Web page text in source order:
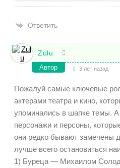
Ответить
Zulu
Автор 3 лет назад
Пожалуй самые ключевые
актерами театра и кино,
упоминались в шапке темы.
персонажи и персоны,
они редко бывают замечены
лучше всего остановиться
1) Буреца — Михаилом